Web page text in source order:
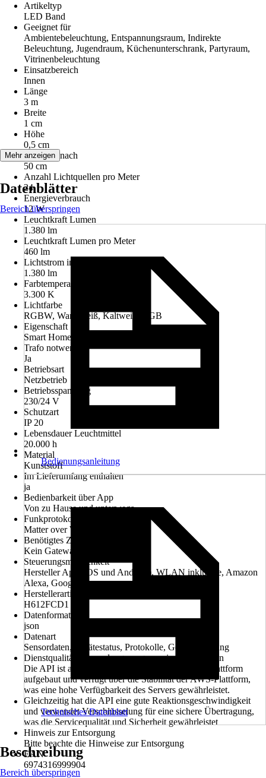
Artikeltyp
LED Band
Geeignet für
Ambientebeleuchtung, Entspannungsraum, Indirekte
Beleuchtung, Jugendraum, Küchenunterschrank, Partyraum,
Vitrinenbeleuchtung
Einsatzbereich
Innen
Länge
3 m
Breite
1 cm
Höhe
0,5 cm
Trennbar nach
50 cm
Anzahl Lichtquellen pro Meter
24
Energieverbrauch
12 W
Leuchtkraft Lumen
1.380 lm
Leuchtkraft Lumen pro Meter
460 lm
Lichtstrom in Lumen
1.380 lm
Farbtemperatur
3.300 K
Lichtfarbe
RGBW, Warmweiß, Kaltweiß, RGB
Eigenschaft
Smart Home-fähig
Trafo notwendig
Ja
Betriebsart
Netzbetrieb
Betriebsspannung
230/24 V
Schutzart
IP 20
Lebensdauer Leuchtmittel
20.000 h
Material
Kunststoff
Im Lieferumfang enthalten
ja
Bedienbarkeit über App
Von zu Hause und unterwegs
Funkprotokoll
Matter over WiFi
Benötigtes Zubehör
Kein Gateway
Steuerungsmöglichkeit
Hersteller App (iOS und Android), WLAN inklusive, Amazon
Alexa, Google Home
Herstellerartikelnummer
H612FCD1
Datenformat
json
Datenart
Sensordaten, Gerätestatus, Protokolle, Gerätesteuerung
Dienstqualität Anwendungsprogrammierschnittstellen
Die API ist auf der Infrastruktur der AWS-Cloud-Plattform
aufgebaut und verfügt über die Stabilität der AWS-Plattform,
was eine hohe Verfügbarkeit des Servers gewährleistet.
Gleichzeitig hat die API eine gute Reaktionsgeschwindigkeit
und verwendet Verschlüsselung für eine sichere Übertragung,
was die Servicequalität und Sicherheit gewährleistet
Hinweis zur Entsorgung
Bitte beachte die Hinweise zur Entsorgung
EAN
6974316999904
Mehr anzeigen
Datenblätter
Bereich überspringen
Bedienungsanleitung
Technisches Datenblatt
Beschreibung
Bereich überspringen